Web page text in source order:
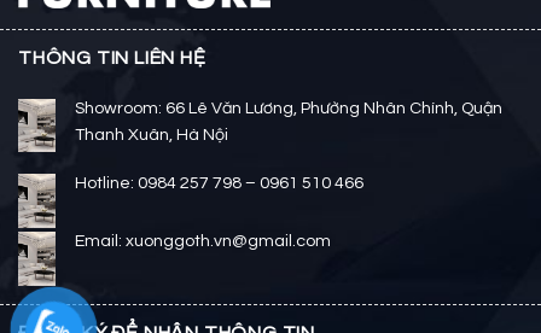
THÔNG TIN LIÊN HỆ
Showroom: 66 Lê Văn Lương, Phường Nhân Chính, Quận
Thanh Xuân, Hà Nội
Hotline: 0984 257 798 – 0961 510 466
Email: xuonggoth.vn@gmail.com